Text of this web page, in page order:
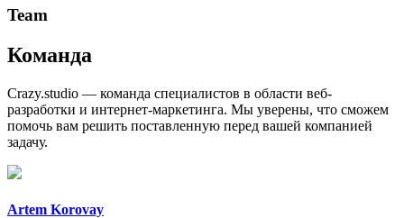
Team
Команда
Crazy.studio — команда специалистов в области веб-
разработки и интернет-маркетинга. Мы уверены, что сможем
помочь вам решить поставленную перед вашей компанией
задачу.
Artem Korovay